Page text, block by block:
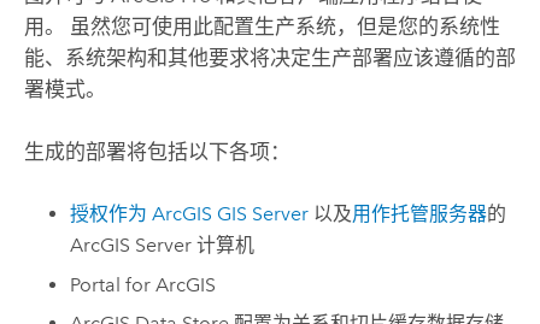
用。 虽然您可使用此配置生产系统，但是您的系统性
能、系统架构和其他要求将决定生产部署应该遵循的部
署模式。
生成的部署将包括以下各项：
授权作为ArcGIS GIS Server 以及用作托管服务器的
ArcGIS Server 计算机
Portal for ArcGIS